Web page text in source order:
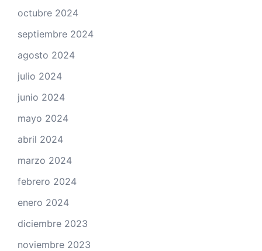
octubre 2024
septiembre 2024
agosto 2024
julio 2024
junio 2024
mayo 2024
abril 2024
marzo 2024
febrero 2024
enero 2024
diciembre 2023
noviembre 2023